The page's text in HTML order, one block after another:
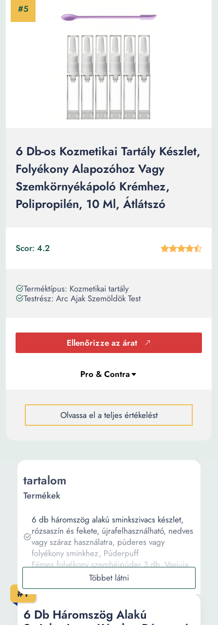
6 Db-os Kozmetikai Tartály Készlet,
Folyékony Alapozóhoz Vagy
Szemkörnyékápoló Krémhez,
Polipropilén, 10 Ml, Átlátszó
Scor: 4.2
Terméktípus: Kozmetikai tartály
Testrész: Arc Ajak Szemöldök Test
Ellenőrizze az árat
Olvassa el a teljes értékelést
#1
6 Db Háromszög Alakú
tartalom
Termékek
6 db háromszög alakú sminkszivacs készlet,
rózsaszín és fekete, újrafelhasználható, nedves
vagy száraz használatra, púderes vagy
folyékony sminkhez, Púderpuff
Fémes folyékony szemhéjpúder 3 db, Vaxiuja,
3 ML, keverhető smink, Erősen pigmentált
hosszantartó fényes, Többszínű
4 db háromszög alakú sminkszivacs készlet,
EJANBO, folyékony és púderes sminkhez,
fekete